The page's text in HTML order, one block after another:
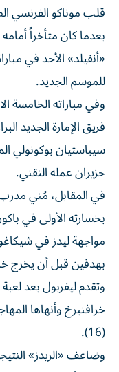
قلب موناكو الفرنسي
«أنفيلد» الأحد في
للموسم الجديد.
وفي مباراته الخامسة
فريق الإمارة الجديد
سيباستيان بوكونولي
حزيران عمله التقني.
في المقابل، مُني مدرب
بخسارته الأولى في
مواجهة ليدز في
بهدفين قبل أن يخرج
وتقدم ليفربول بعد
خرافنبرخ وأنهاها
(16).
وضاعف «الريدز»